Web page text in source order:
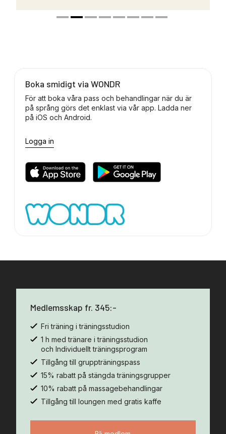
Boka smidigt via WONDR
För att boka våra pass och behandlingar när du är
på språng görs det enklast via vår app. Ladda ner
på iOS och Android.
Logga in
Medlemsskap fr. 345:-
Fri träning i träningsstudion
1 h med tränare i träningsstudion
och Individuellt träningsprogram
Tillgång till gruppträningspass
15% rabatt på stängda träningsgrupper
10% rabatt på massagebehandlingar
Tillgång till loungen med gratis kaffe